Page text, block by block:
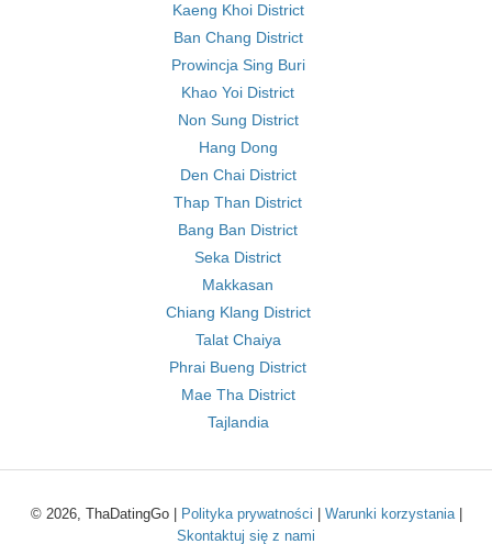
Kaeng Khoi District
Ban Chang District
Prowincja Sing Buri
Khao Yoi District
Non Sung District
Hang Dong
Den Chai District
Thap Than District
Bang Ban District
Seka District
Makkasan
Chiang Klang District
Talat Chaiya
Phrai Bueng District
Mae Tha District
Tajlandia
© 2026, ThaDatingGo | Polityka prywatności Warunki korzystania|
Skontaktuj się z nami